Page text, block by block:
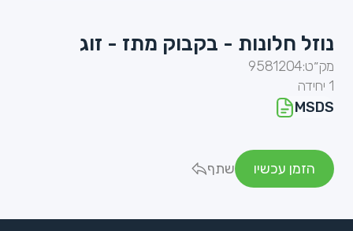
נוזל חלונות - בקבוק מתז - זוג
מק״ט:9581204
1 יחידה
MSDS
הזמן עכשיו שתף